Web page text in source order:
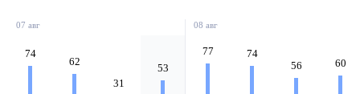
07 авг
74
62
31
53
08 авг
77 74
56 60